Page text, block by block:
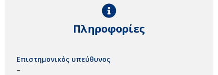
Πληροφορίες
Επιστημονικός υπεύθυνος
–